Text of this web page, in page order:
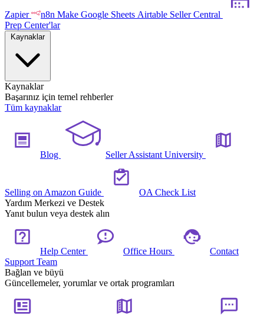
Zapier n8n Make Google Sheets Airtable Seller Central
Prep Center'lar
Kaynaklar
Kaynaklar
Başarınız için temel rehberler
Tüm kaynaklar
Blog Seller Assistant University
Selling on Amazon Guide
OA Check List
Yardım Merkezi ve Destek
Yanıt bulun veya destek alın
Help Center Office Hours
Contact
Support Team
Bağlan ve büyü
Güncellemeler, yorumlar ve ortak programları